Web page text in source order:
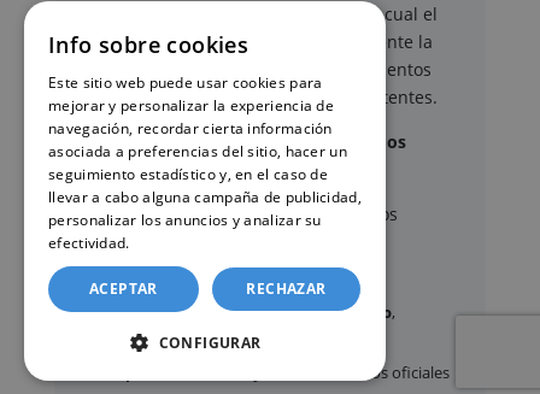
mediante el cual el
usuario puede delegar voluntariamente la
tramitación de determinados documentos
oficiales ante los organismos competentes.
Documentos y trámites que podemos
gestionar
A través de nuestro servicio, podemos
gestionar, entre otros:
Certificados y partidas denacimiento,
matrimonioydefunción
de documentos oficiales
Info sobre cookies
Este sitio web puede usar cookies para
mejorar y personalizar la experiencia de
navegación, recordar cierta información
asociada a preferencias del sitio, hacer un
seguimiento estadístico y, en el caso de
llevar a cabo alguna campaña de publicidad,
personalizar los anuncios y analizar su
efectividad.
ACEPTAR RECHAZAR
CONFIGURAR